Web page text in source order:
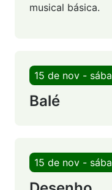
musical básica.
15 de nov -
Balé
15 de nov -